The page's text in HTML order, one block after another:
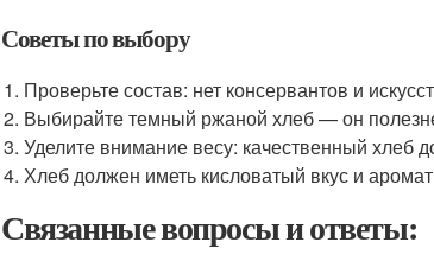
Советы по выбору
Проверьте состав: нет консервантов и
Выбирайте темный ржаной хлеб — он
Уделите внимание весу: качественный хлеб
Хлеб должен иметь кисловатый вкус и аромат
Связанные вопросы и ответы: